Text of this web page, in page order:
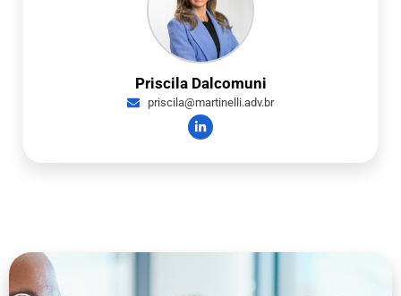
Priscila Dalcomuni
priscila@martinelli.adv.br